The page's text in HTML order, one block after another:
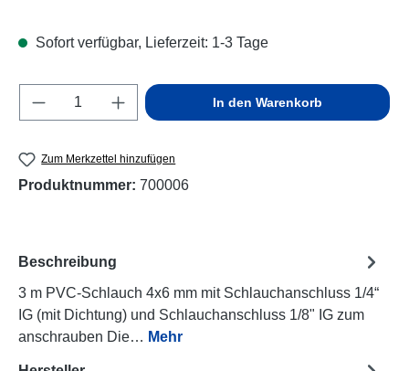
Sofort verfügbar, Lieferzeit: 1-3 Tage
Produkt Anzahl: Gib den gewünschten
In den Warenkorb
Zum Merkzettel hinzufügen
Produktnummer: 700006
Beschreibung
3 m PVC-Schlauch 4x6 mm mit Schlauchanschluss 1/4“
IG (mit Dichtung) und Schlauchanschluss 1/8" IG zum
anschrauben Die… Mehr